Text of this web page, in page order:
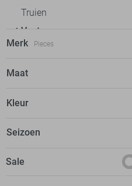
Truien
Vesten
Gilets
Ondergoed
Merk Pieces
Calvin Klein
Geisha
NED
Maat
XS
L
Kleur
Beige
Seizoen
Mei
Sale